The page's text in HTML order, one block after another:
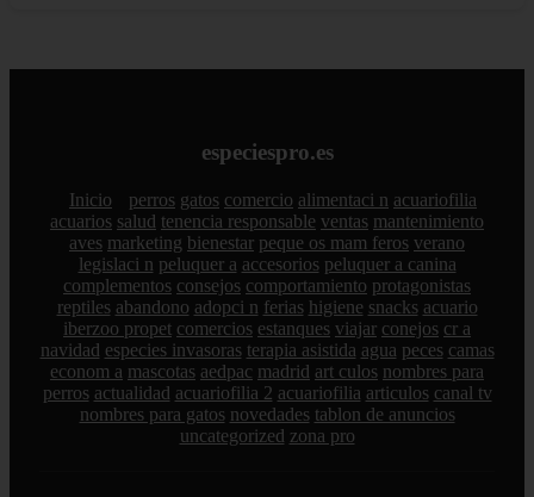
especiespro.es
Inicio perros gatos comercio alimentaci n acuariofilia
acuarios salud tenencia responsable ventas mantenimiento
aves marketing bienestar peque os mam feros verano
legislaci n peluquer a accesorios peluquer a canina
complementos consejos comportamiento protagonistas
reptiles abandono adopci n ferias higiene snacks acuario
iberzoo propet comercios estanques viajar conejos cr a
navidad especies invasoras terapia asistida agua peces camas
econom a mascotas aedpac madrid art culos nombres para
perros actualidad acuariofilia 2 acuariofilia articulos canal tv
nombres para gatos novedades tablon de anuncios
uncategorized zona pro